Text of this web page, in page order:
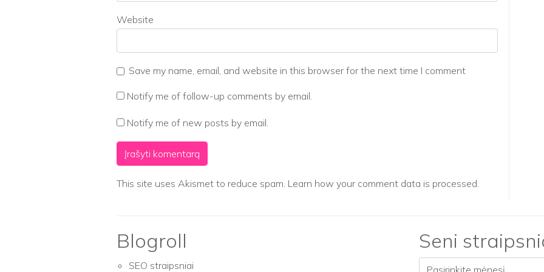
Website
Save my name, email, and website in this browser for the next time I comment
Notify me of follow-up comments by email.
Notify me of new posts by email.
This site uses Akismet to reduce spam. Learn how your comment data is processed.
Blogroll
SEO straipsniai
Seni
Seni straipsniai